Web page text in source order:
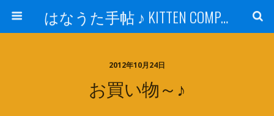
はなうた手帖 ♪ KITTEN COMPANY
2012年10月24日
お買い物～♪